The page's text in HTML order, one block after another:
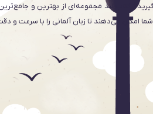
کتاب لند مجموعه‌ای از بهترین و
امکان می‌دهند تا زبان آلمانی را با سرعت و دقت